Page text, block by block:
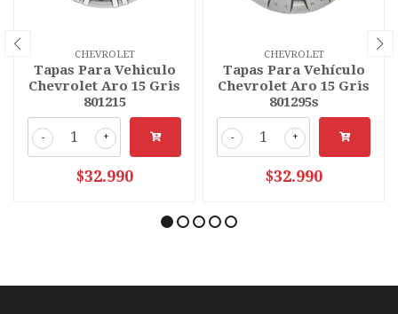
CHEVROLET
Tapas Para Vehiculo
Chevrolet Aro 15 Gris
801215
+
-
$32.990
CHEVROLET
Tapas Para Vehículo
Chevrolet Aro 15 Gris
801295s
+
-
$32.990